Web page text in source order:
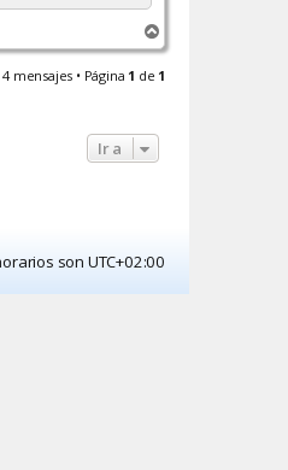
r
r
4 mensajes • Página 1 de 1
Ir a
son UTC+02:00